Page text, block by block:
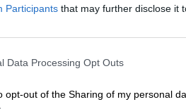
Participants that may further disclose it
Data Processing Opt Outs
opt-out of the Sharing of my personal